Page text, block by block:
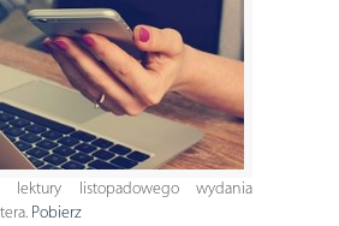
lektury listopadowego wydania
Pobierz